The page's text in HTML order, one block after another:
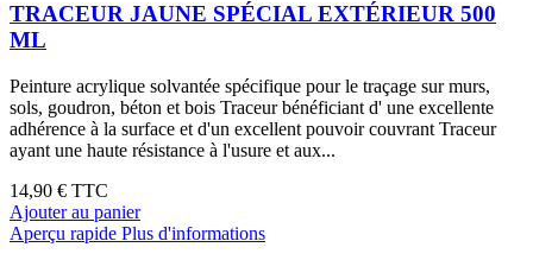
TRACEUR JAUNE SPÉCIAL EXTÉRIEUR 500
ML
Peinture acrylique solvantée spécifique pour le traçage sur murs,
sols, goudron, béton et bois Traceur bénéficiant d' une excellente
adhérence à la surface et d'un excellent pouvoir couvrant Traceur
ayant une haute résistance à l'usure et aux...
14,90 € TTC
Ajouter au panier
Aperçu rapide Plus d'informations